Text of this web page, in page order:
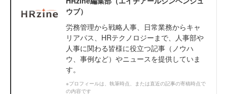
ウブ）
労務管理から戦略人事、日常業務からキャ
リアパス、HRテクノロジーまで、人事部や
人事に関わる皆様に役立つ記事（ノウハ
ウ、事例など）やニュースを提供していま
す。
※プロフィールは、執筆時点、または直近の記事の寄稿時点で
の内容です